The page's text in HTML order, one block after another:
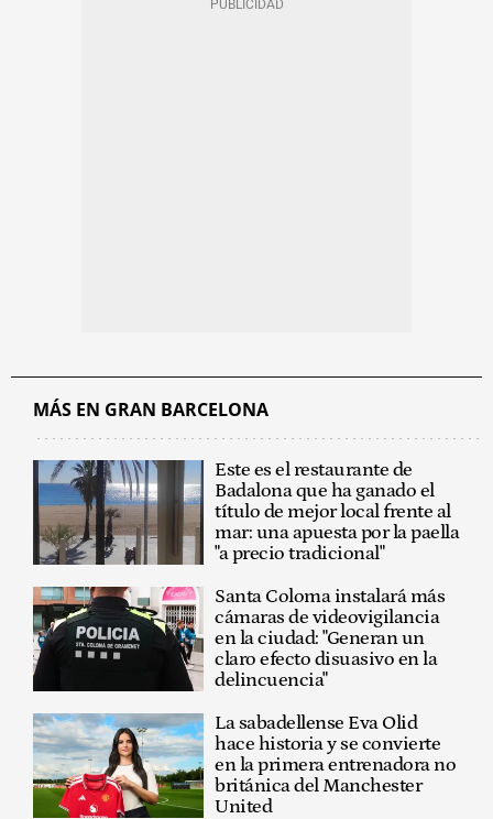
MÁS EN GRAN BARCELONA
Este es el restaurante de
Badalona que ha ganado el
título de mejor local frente al
mar: una apuesta por la paella
"a precio tradicional"
Santa Coloma instalará más
cámaras de videovigilancia
en la ciudad: "Generan un
claro efecto disuasivo en la
delincuencia"
La sabadellense Eva Olid
hace historia y se convierte
en la primera entrenadora no
británica del Manchester
United